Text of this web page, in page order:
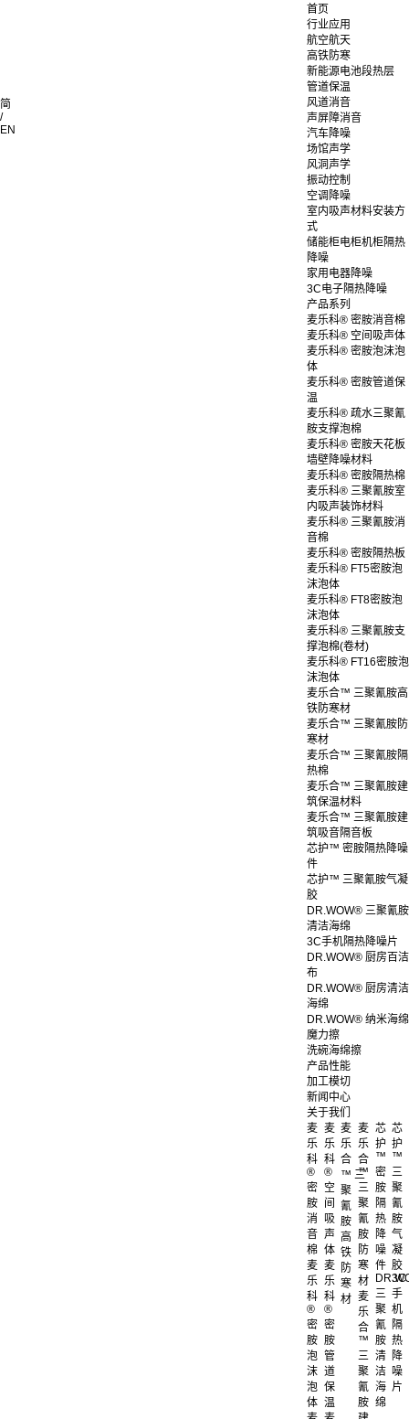
简
/
EN
首页
行业应用
航空航天
高铁防寒
新能源电池段热层
管道保温
风道消音
声屏障消音
汽车降噪
场馆声学
风洞声学
振动控制
空调降噪
室内吸声材料安装方
式
储能柜电柜机柜隔热
降噪
家用电器降噪
3C电子隔热降噪
产品系列
麦乐科® 密胺消音棉
麦乐科® 空间吸声体
麦乐科® 密胺泡沫泡
体
麦乐科® 密胺管道保
温
麦乐科® 疏水三聚氰
胺支撑泡棉
麦乐科® 密胺天花板
墙壁降噪材料
麦乐科® 密胺隔热棉
麦乐科® 三聚氰胺室
内吸声装饰材料
麦乐科® 三聚氰胺消
音棉
麦乐科® 密胺隔热板
麦乐科® FT5密胺泡
沫泡体
麦乐科® FT8密胺泡
沫泡体
麦乐科® 三聚氰胺支
撑泡棉(卷材)
麦乐科® FT16密胺泡
沫泡体
麦乐合™ 三聚氰胺高
铁防寒材
麦乐合™ 三聚氰胺防
寒材
麦乐合™ 三聚氰胺隔
热棉
麦乐合™ 三聚氰胺建
筑保温材料
麦乐合™ 三聚氰胺建
筑吸音隔音板
芯护™ 密胺隔热降噪
件
芯护™ 三聚氰胺气凝
胶
DR.WOW® 三聚氰胺
清洁海绵
3C手机隔热降噪片
DR.WOW® 厨房百洁
布
DR.WOW® 厨房清洁
海绵
DR.WOW® 纳米海绵
魔力擦
洗碗海绵擦
产品性能
加工模切
新闻中心
关于我们
麦
乐
科
®
密
胺
消
音
棉
麦
乐
科
®
空
间
吸
声
体
麦
乐
科
®
密
胺
泡
沫
泡
体
麦
乐
科
®
密
胺
管
道
保
温
麦
乐
合
™ 三
聚
氰
胺
高
铁
防
寒
材
麦
乐
合
™
三
聚
氰
胺
防
寒
材
麦
乐
合
™
三
聚
氰
胺
芯
护
™
密
胺
隔
热
降
噪
件
芯
护
™
三
聚
氰
胺
气
凝
胶
三
聚
氰
胺
清
洁
海
绵
3C
手
机
隔
热
降
噪
片